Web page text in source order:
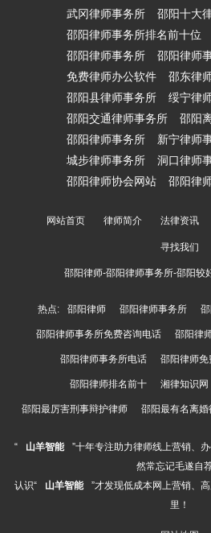
武冈律师事务所
邵阳十大
邵阳律师事务所排名前十位
邵阳律师事务所
邵阳律师
免费律师办公软件
邵东律
邵阳县律师事务所
绥宁律
邵阳交通律师事务所
邵阳
邵阳律师事务所
新宁律师
城步律师事务所
洞口律师
邵阳律师协会网站
邵阳律
网站首页 律师简介 法律资讯
寻找我们
邵阳律师-邵阳律师事务所-邵阳较
热点: 邵阳律师 邵阳律师事务所
邵阳律师事务所免费咨询电话 邵阳律
邵阳律师事务所电话 邵阳律师免
邵阳律师排名前十 湘律知识网
邵阳最厉害刑事辩护律师 邵阳最有名离婚
“ 山羊智能
”十年专注助力律师线上营销、
然常忘记毛遂自
认识“
山羊智能
”才发现低成本网上营销、
里！